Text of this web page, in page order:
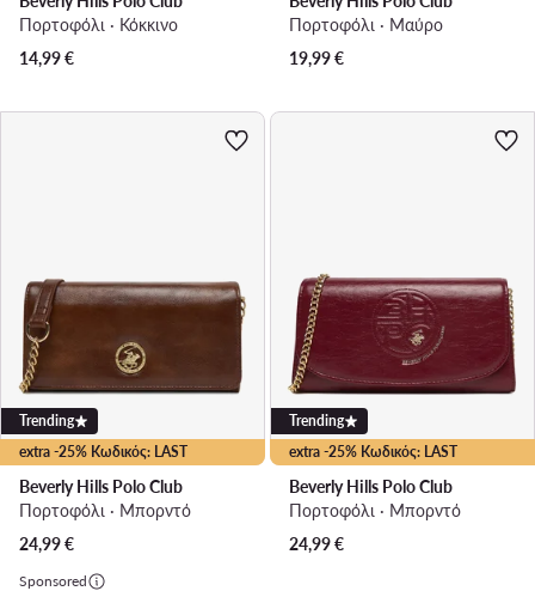
Πορτοφόλι · Κόκκινο
14,99€
Πορτοφόλι · Μαύρο
19,99€
extra -25% Κωδικός: LAST
Trending
Beverly Hills Polo Club
Πορτοφόλι · Μπορντό
24,99€
extra -25% Κωδικός: LAST
Trending
Beverly Hills Polo Club
Πορτοφόλι · Μπορντό
24,99€
Sponsored